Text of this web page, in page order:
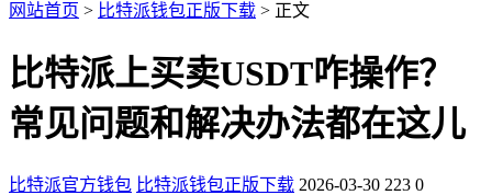
网站首页 > 比特派钱包正版下载 > 正文
比特派上买卖USDT咋操作？
常见问题和解决办法都在这儿
比特派官方钱包 比特派钱包正版下载 2026-03-30 223 0